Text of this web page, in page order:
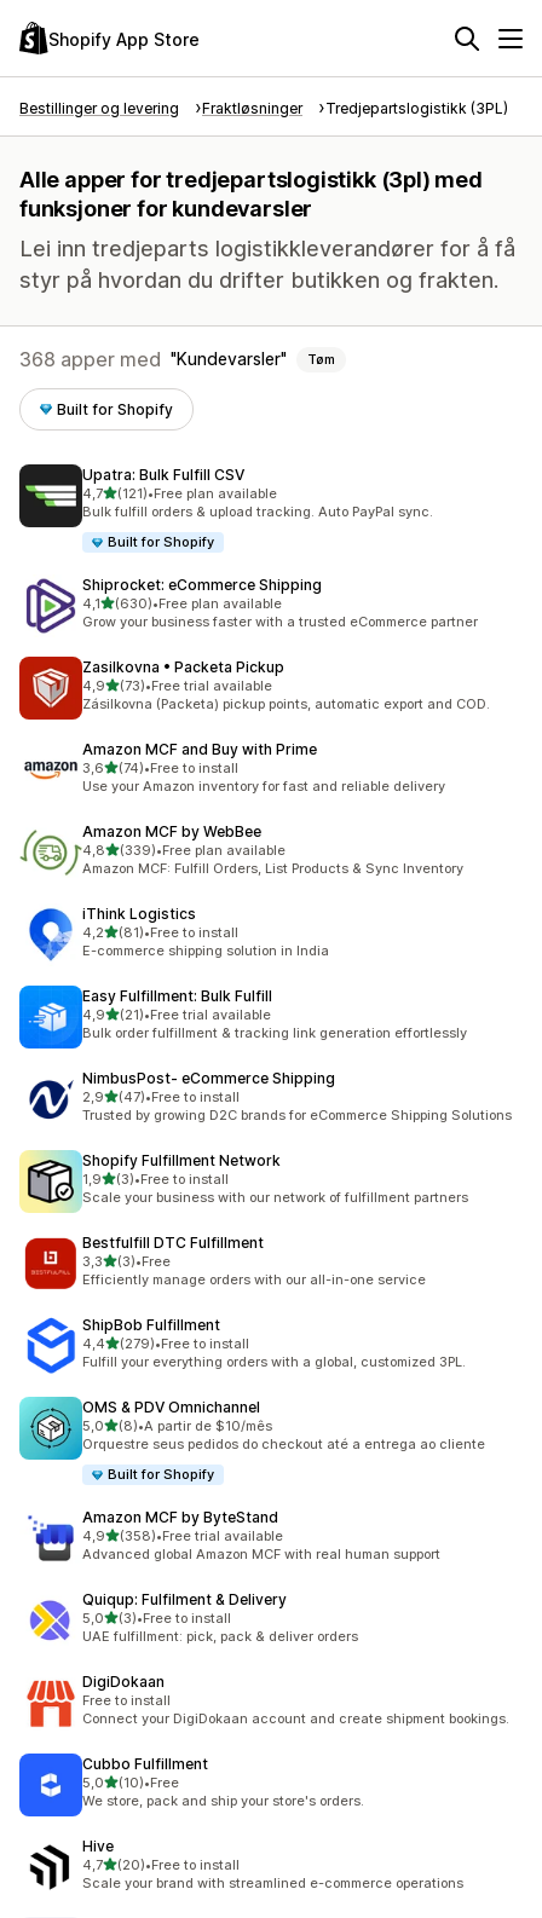
Shopify App Store
Bestillinger og levering Fraktløsninger Tredjepartslogistikk (3PL)
Alle apper for tredjepartslogistikk (3pl) med
funksjoner for kundevarsler
Lei inn tredjeparts logistikkleverandører for å få
styr på hvordan du drifter butikken og frakten.
368 apper med Kundevarsler Tøm
Built for Shopify
Upatra: Bulk Fulfill CSV
4,7av 5 stjerner
(121)
Totalt 121 omtaler
•Free plan available
Bulk fulfill orders & upload tracking. Auto PayPal sync.
Built for Shopify
Shiprocket: eCommerce Shipping
4,1av 5 stjerner
(630)
Totalt 630 omtaler
•Free plan available
Grow your business faster with a trusted eCommerce partner
Zasilkovna • Packeta Pickup
4,9av 5 stjerner
(73)
Totalt 73 omtaler
•Free trial available
Zásilkovna (Packeta) pickup points, automatic export and COD.
Amazon MCF and Buy with Prime
3,6av 5 stjerner
(74)
Totalt 74 omtaler
•Free to install
Use your Amazon inventory for fast and reliable delivery
Amazon MCF by WebBee
4,8av 5 stjerner
(339)
Totalt 339 omtaler
•Free plan available
Amazon MCF: Fulfill Orders, List Products & Sync Inventory
iThink Logistics
4,2av 5 stjerner
(81)
Totalt 81 omtaler
•Free to install
E-commerce shipping solution in India
Easy Fulfillment: Bulk Fulfill
4,9av 5 stjerner
(21)
Totalt 21 omtaler
•Free trial available
Bulk order fulfillment & tracking link generation effortlessly
NimbusPost‑ eCommerce Shipping
2,9av 5 stjerner
(47)
Totalt 47 omtaler
•Free to install
Trusted by growing D2C brands for eCommerce Shipping Solutions
Shopify Fulfillment Network
1,9av 5 stjerner
(3)
Totalt 3 omtaler
•Free to install
Scale your business with our network of fulfillment partners
Bestfulfill DTC Fulfillment
3,3av 5 stjerner
(3)
Totalt 3 omtaler
•Free
Efficiently manage orders with our all-in-one service
ShipBob Fulfillment
4,4av 5 stjerner
(279)
Totalt 279 omtaler
•Free to install
Fulfill your everything orders with a global, customized 3PL.
OMS & PDV Omnichannel
5,0av 5 stjerner
(8)
Totalt 8 omtaler
•A partir de $10/mês
Orquestre seus pedidos do checkout até a entrega ao cliente
Built for Shopify
Amazon MCF by ByteStand
4,9av 5 stjerner
(358)
Totalt 358 omtaler
•Free trial available
Advanced global Amazon MCF with real human support
Quiqup: Fulfilment & Delivery
5,0av 5 stjerner
(3)
Totalt 3 omtaler
•Free to install
UAE fulfillment: pick, pack & deliver orders
DigiDokaan
Free to install
Connect your DigiDokaan account and create shipment bookings.
Cubbo Fulfillment
5,0av 5 stjerner
(10)
Totalt 10 omtaler
•Free
We store, pack and ship your store's orders.
Hive
4,7av 5 stjerner
(20)
Totalt 20 omtaler
•Free to install
Scale your brand with streamlined e-commerce operations